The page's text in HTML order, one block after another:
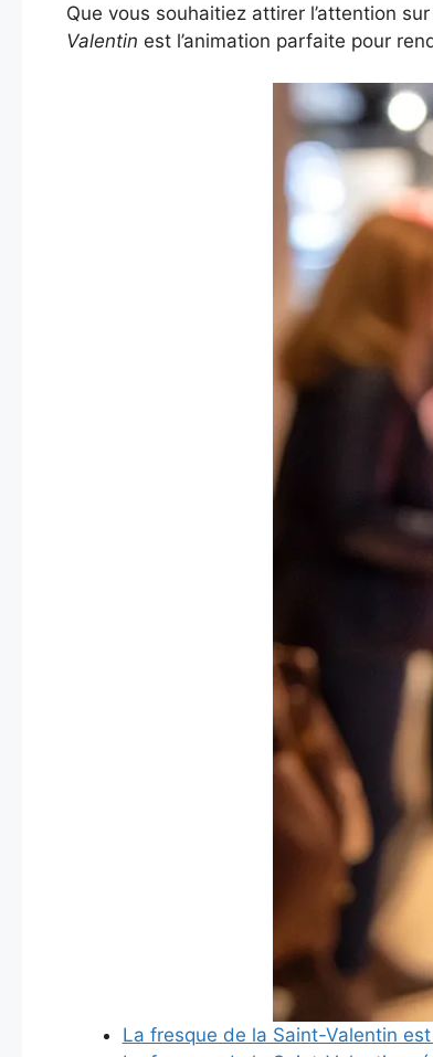
Que vous souhaitiez attirer l’attention
Valentin est l’animation parfaite pour
La fresque de la Saint-Valentin